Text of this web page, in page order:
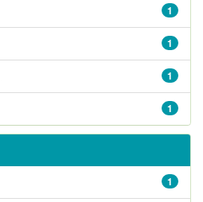
1
1
1
1
1